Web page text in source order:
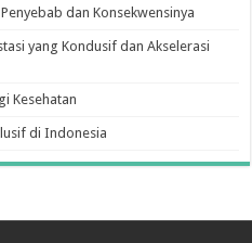
dan Konsekwensinya
yang Kondusif dan Akselerasi
Kesehatan
di Indonesia